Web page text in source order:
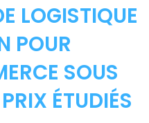
LOGISTIQUE
POUR
SOUS
ÉTUDIÉS